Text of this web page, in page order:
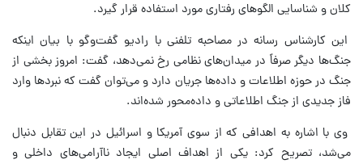
كلان و شناسایی الگوهای رفتاری مورد استفاده قرار گیرد.
این كارشناس رسانه در مصاحبه تلفنی با رادیو گفت‌وگو با بیان اینكه
جنگ‌ها دیگر صرفاً در میدان‌های نظامی رخ نمی‌دهد، گفت: امروز بخشی از
جنگ در حوزه اطلاعات و داده‌ها جریان دارد و می‌توان گفت كه نبردها وارد
فاز جدیدی از جنگ اطلاعاتی و داده‌محور شده‌اند.
وی با اشاره به اهدافی كه از سوی آمریكا و اسرائیل در این تقابل دنبال
می‌شد، تصریح كرد: یكی از اهداف اصلی ایجاد ناآرامی‌های داخلی و